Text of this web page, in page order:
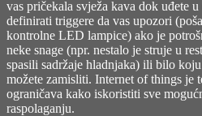
vas pričekala svježa kava dok uđete
definirati triggere da vas upozori
kontrolne LED lampice) ako je
neke snage (npr. nestalo je struje u
spasili sadržaje hladnjaka) ili bilo
možete zamisliti. Internet of things je
ograničava kako iskoristiti sve
raspolaganju.